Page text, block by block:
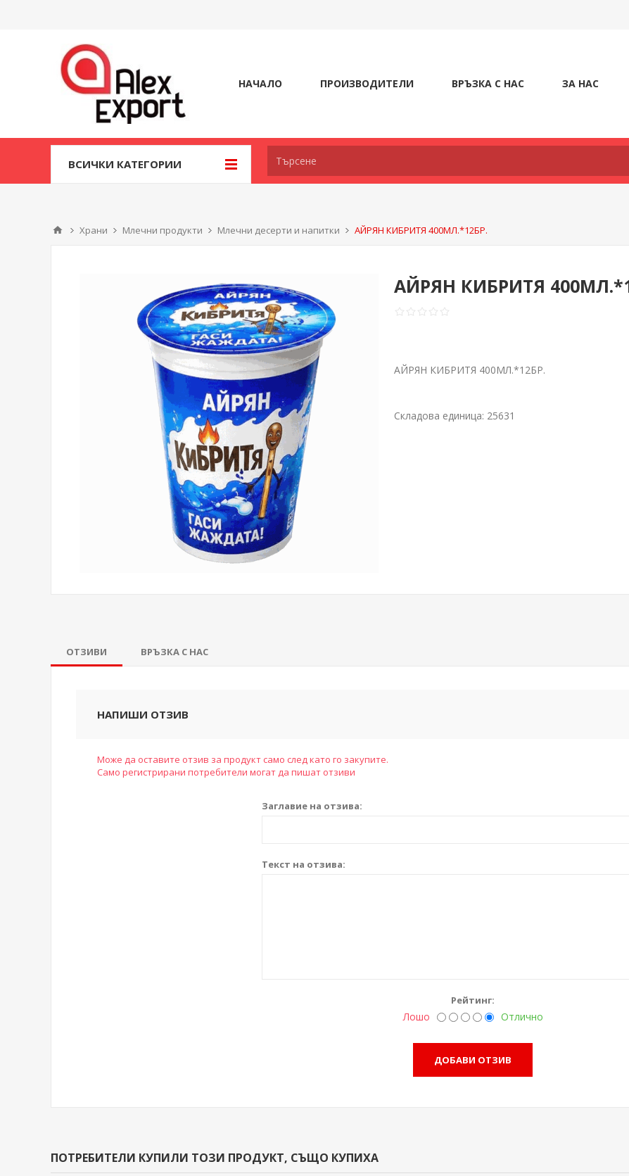
НАЧАЛО ПРОИЗВОДИТЕЛИ ВРЪЗКА С НАС ЗА НАС
ВСИЧКИ КАТЕГОРИИ
Храни Млечни продукти Млечни десерти и напитки АЙРЯН КИБРИТЯ 400МЛ.*12БР.
АЙРЯН КИБРИТЯ
АЙРЯН КИБРИТЯ 400МЛ.*12БР.
Складова единица: 25631
ОТЗИВИ ВРЪЗКА С НАС
НАПИШИ ОТЗИВ
Може да оставите отзив за продукт само след като го закупите.
Само регистрирани потребители могат да пишат отзиви
Заглавие на отзива:
Текст на отзива:
Рейтинг:
Лошо Отлично
ПОТРЕБИТЕЛИ КУПИЛИ ТОЗИ ПРОДУКТ, СЪЩО КУПИХА